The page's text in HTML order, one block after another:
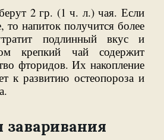
2 гр. (1 ч. л.) чая. Если
то напиток получится более
подлинный вкус и
крепкий чай содержит
фторидов. Их накопление
к развитию остеопороза и
заваривания